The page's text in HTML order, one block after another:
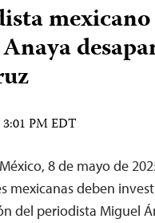
PM EDT
8 de mayo de
mexicanas deben
del periodista Miguel